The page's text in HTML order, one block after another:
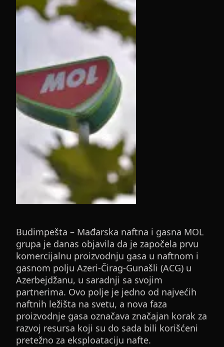
Budimpešta – Mađarska naftna i gasna MOL
grupa je danas objavila da je započela prvu
komercijalnu proizvodnju gasa u naftnom i
gasnom polju Azeri-Čirag-Gunašli (ACG) u
Azerbejdžanu, u saradnji sa svojim
partnerima. Ovo polje je jedno od najvećih
naftnih ležišta na svetu, a nova faza
proizvodnje gasa označava značajan korak za
razvoj resursa koji su do sada bili korišćeni
pretežno za eksploataciju nafte.